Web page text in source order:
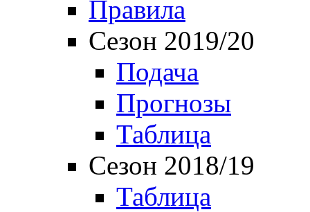
Правила
Сезон 2019/20
Подача
Прогнозы
Таблица
Сезон 2018/19
Таблица